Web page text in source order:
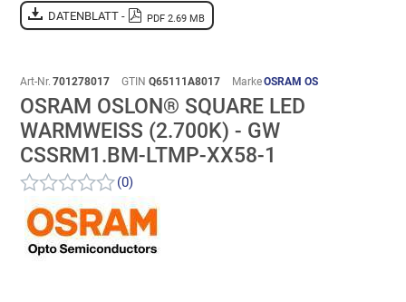
DATENBLATT - PDF 2.69 MB
Art-Nr. 701278017 GTIN Q65111A8017 MarkeOSRAM OS
OSRAM OSLON® SQUARE LED
WARMWEISS (2.700K) - GW C
SSRM1.BM-LTMP-XX58-1
(0)